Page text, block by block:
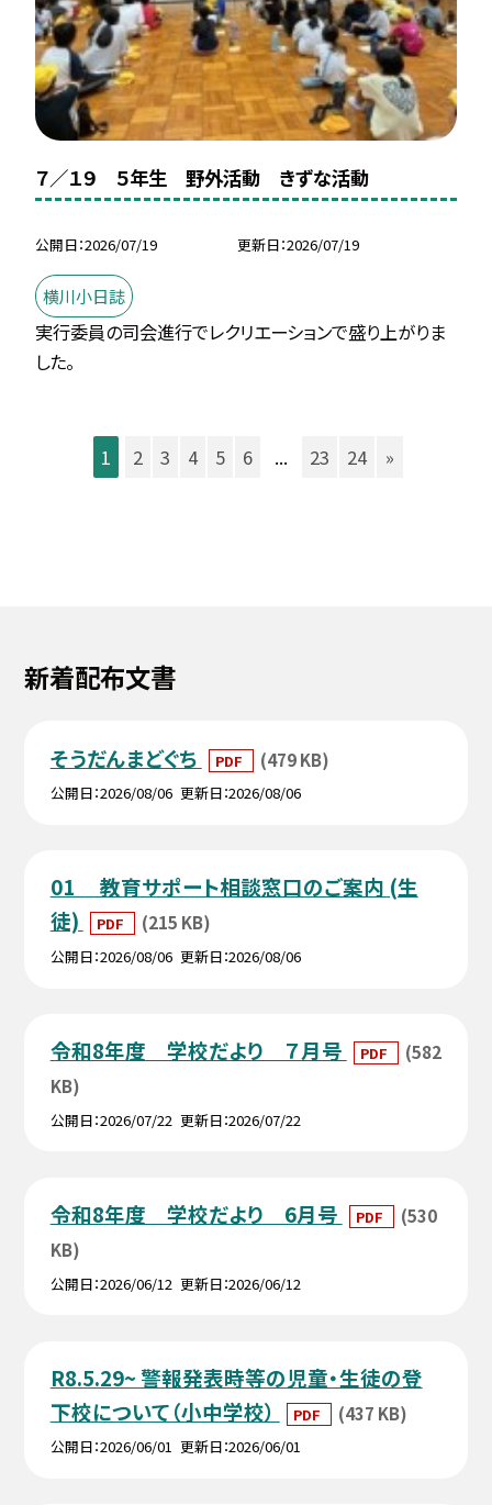
７／１９ ５年生 野外活動 きずな活動
公開日 2026/07/19 更新日 2026/07/19
横川小日誌
実行委員の司会進行でレクリエーションで盛り上がりま
した。
1 2 3 4 5 6 ... 23 24 »
新着配布文書
そうだんまどぐち PDF (479 KB)
公開日 2026/08/06 更新日 2026/08/06
01 教育サポート相談窓口のご案内 (生
徒)
PDF (215 KB)
公開日 2026/08/06 更新日 2026/08/06
令和8年度 学校だより ７月号 PDF
(582
KB)
公開日 2026/07/22 更新日 2026/07/22
令和8年度 学校だより 6月号 PDF
(530
KB)
公開日 2026/06/12 更新日 2026/06/12
R8.5.29~ 警報発表時等の児童・生徒の登
下校について（小中学校）
PDF (437 KB)
公開日 2026/06/01 更新日 2026/06/01